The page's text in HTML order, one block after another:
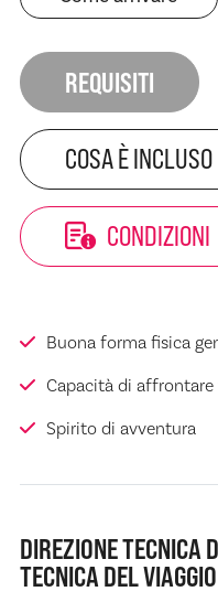
REQUISITI
COSA È INCLUSO
CONDIZIONI
Buona forma fisica
Capacità di
Spirito di avventura
DIREZIONE TECNICA
TECNICA DEL VIAGGIO